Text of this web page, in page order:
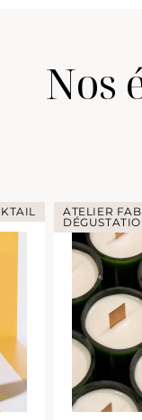
Nos
ATELIER